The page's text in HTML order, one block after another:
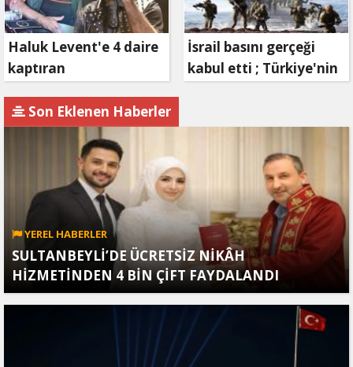
Haluk Levent'e 4 daire
kaptıran
savcılıkta aldı
İsrail basını gerçeği
kabul etti ; Türkiye'nin
Son Eklenen Haberler
YEREL HABERLER
SULTANBEYLİ’DE ÜCRETSİZ NİKÂH
HİZMETİNDEN 4 BİN ÇİFT FAYDALANDI